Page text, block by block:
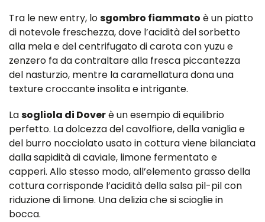
Tra le new entry, losgombro fiammato è un piatto
di notevole freschezza, dove l’acidità del sorbetto
alla mela e del centrifugato di carota con yuzu e
zenzero fa da contraltare alla fresca piccantezza
del nasturzio, mentre la caramellatura dona una
texture croccante insolita e intrigante.
Lasogliola di Doverè un esempio di equilibrio
perfetto. La dolcezza del cavolfiore, della vaniglia e
del burro nocciolato usato in cottura viene bilanciata
dalla sapidità di caviale, limone fermentato e
capperi. Allo stesso modo, all’elemento grasso della
cottura corrisponde l’acidità della salsa pil-pil con
riduzione di limone. Una delizia che si scioglie in
bocca.